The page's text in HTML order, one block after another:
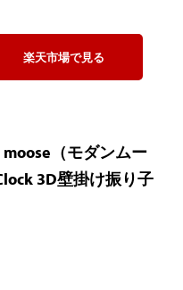
楽天市場で見る
（モダンムー
3D壁掛け振り子